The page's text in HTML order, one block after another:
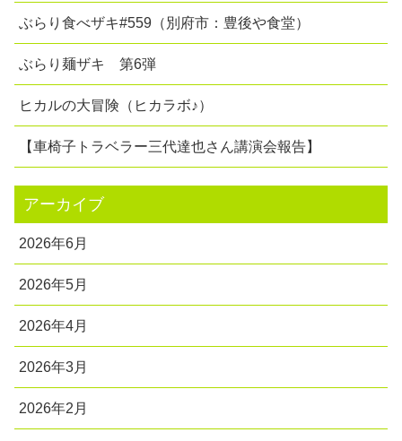
ぶらり食べザキ#559（別府市：豊後や食堂）
ぶらり麺ザキ 第6弾
ヒカルの大冒険（ヒカラボ♪）
【車椅子トラベラー三代達也さん講演会報告】
アーカイブ
2026年6月
2026年5月
2026年4月
2026年3月
2026年2月